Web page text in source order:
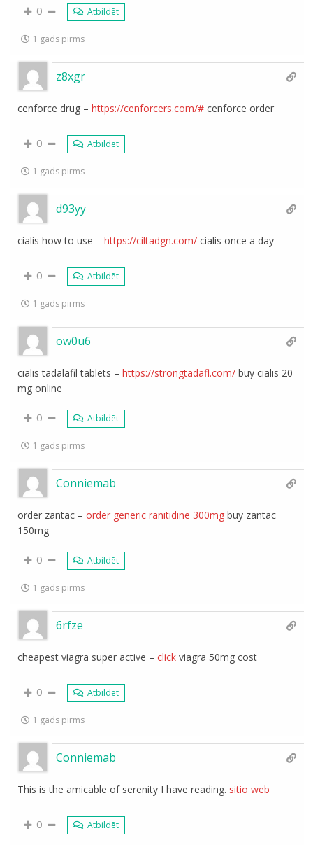
0 Atbildēt
1 gads pirms
z8xgr
cenforce drug –https://cenforcers.com/# cenforce order
0 Atbildēt
1 gads pirms
d93yy
cialis how to use –https://ciltadgn.com/ cialis once a day
0 Atbildēt
1 gads pirms
ow0u6
cialis tadalafil tablets –https://strongtadafl.com/ buy cialis 20
mg online
0 Atbildēt
1 gads pirms
Conniemab
order zantac –order generic ranitidine 300mg buy zantac
150mg
0 Atbildēt
1 gads pirms
6rfze
cheapest viagra super active –click viagra 50mg cost
0 Atbildēt
1 gads pirms
Conniemab
This is the amicable of serenity I have reading. sitio web
0 Atbildēt